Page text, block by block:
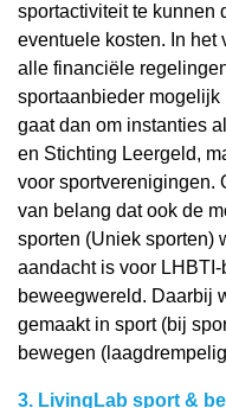
sportactiviteit te kunnen
eventuele kosten. In het
alle financiële
sportaanbieder mogelijk
gaat dan om instanties
en Stichting Leergeld,
voor sportverenigingen.
van belang dat ook de
sporten (Uniek sporten)
aandacht is voor
beweegwereld. Daarbij
gemaakt in sport (bij
bewegen
3. LivingLab sport &